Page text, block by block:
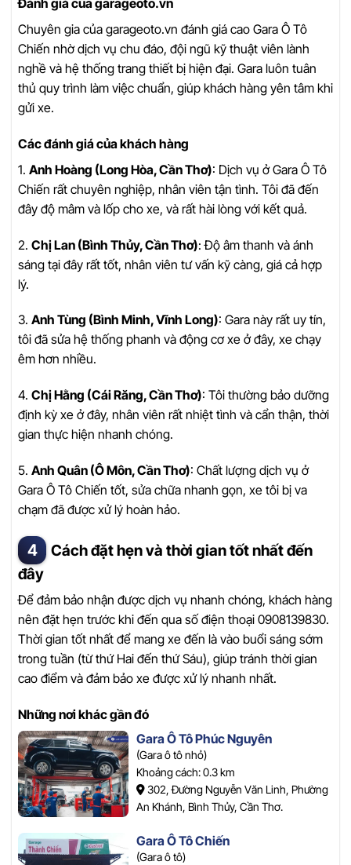
Chuyên gia của garageoto.vn đánh giá cao Gara Ô Tô
Chiến nhờ dịch vụ chu đáo, đội ngũ kỹ thuật viên lành
nghề và hệ thống trang thiết bị hiện đại. Gara luôn tuân
thủ quy trình làm việc chuẩn, giúp khách hàng yên tâm khi
gửi xe.
Các đánh giá của khách hàng
1. Anh Hoàng (Long Hòa, Cần Thơ): Dịch vụ ở Gara Ô Tô
Chiến rất chuyên nghiệp, nhân viên tận tình. Tôi đã đến
đây độ mâm và lốp cho xe, và rất hài lòng với kết quả.
2. Chị Lan (Bình Thủy, Cần Thơ): Độ âm thanh và ánh
sáng tại đây rất tốt, nhân viên tư vấn kỹ càng, giá cả hợp
lý.
3. Anh Tùng (Bình Minh, Vĩnh Long): Gara này rất uy tín,
tôi đã sửa hệ thống phanh và động cơ xe ở đây, xe chạy
êm hơn nhiều.
4. Chị Hằng (Cái Răng, Cần Thơ): Tôi thường bảo dưỡng
định kỳ xe ở đây, nhân viên rất nhiệt tình và cẩn thận, thời
gian thực hiện nhanh chóng.
5. Anh Quân (Ô Môn, Cần Thơ): Chất lượng dịch vụ ở
Gara Ô Tô Chiến tốt, sửa chữa nhanh gọn, xe tôi bị va
chạm đã được xử lý hoàn hảo.
Cách đặt hẹn và thời gian tốt nhất đến
đây
Để đảm bảo nhận được dịch vụ nhanh chóng, khách hàng
nên đặt hẹn trước khi đến qua số điện thoại 0908139830.
Thời gian tốt nhất để mang xe đến là vào buổi sáng sớm
trong tuần (từ thứ Hai đến thứ Sáu), giúp tránh thời gian
cao điểm và đảm bảo xe được xử lý nhanh nhất.
Những nơi khác gần đó
Gara Ô Tô Phúc Nguyên
(Gara ô tô nhỏ)
Khoảng cách: 0.3 km
302, Đường Nguyễn Văn Linh, Phường
An Khánh, Bình Thủy, Cần Thơ.
Gara Ô Tô Chiến
(Gara ô tô)